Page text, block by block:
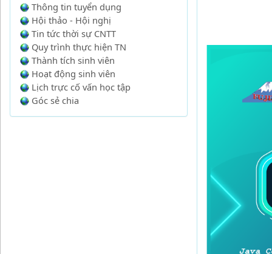
Thông tin tuyển dụng
Hội thảo - Hội nghị
Tin tức thời sự CNTT
Quy trình thực hiện TN
Thành tích sinh viên
Hoạt động sinh viên
Lịch trực cố vấn học tập
Góc sẻ chia